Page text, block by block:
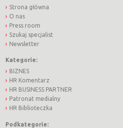
Strona główna
O nas
Press room
Szukaj specjalist
Newsletter
Kategorie:
BIZNES
HR Komentarz
HR BUSINESS PARTNER
Patronat medialny
HR Biblioteczka
Podkategorie: